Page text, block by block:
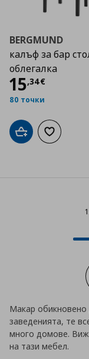
BERGMUND
калъф за бар
облегалка
15,34€
Цена
80 точки
Добави вДобави
Макар обикновено
заведенията, те
много домове.
на тази мебел.